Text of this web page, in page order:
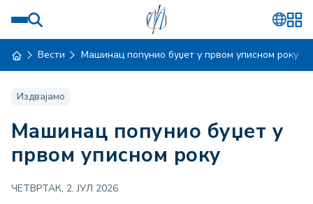
Вести Машинац попунио буџет у првом уписном року
Издвајамо
Машинац попунио буџет у
првом уписном року
ЧЕТВРТАК, 2. ЈУЛ 2026